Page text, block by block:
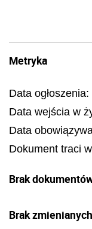
Metryka
Data ogłoszenia:
Data wejścia w
Data
Dokument traci
Brak
Brak